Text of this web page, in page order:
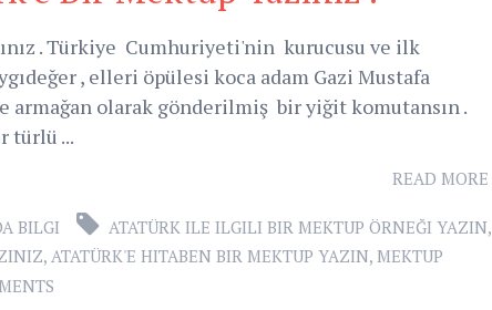
. Türkiye Cumhuriyeti'nin kurucusu ve ilk
, elleri öpülesi koca adam Gazi Mustafa
armağan olarak gönderilmiş bir yiğit komutansın .
türlü ...
READ MORE
BILGI ATATÜRK ILE ILGILI BIR MEKTUP ÖRNEĞI YAZIN,
, ATATÜRK'E HITABEN BIR MEKTUP YAZIN, MEKTUP